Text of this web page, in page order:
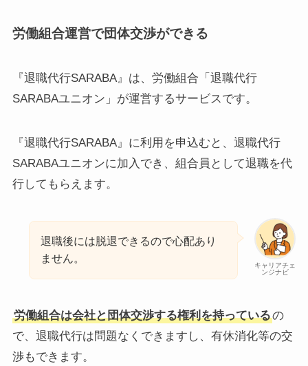
労働組合運営で団体交渉ができる
『退職代行SARABA』は、労働組合「退職代行
SARABAユニオン」が運営するサービスです。
『退職代行SARABA』に利用を申込むと、退職代行
SARABAユニオンに加入でき、組合員として退職を代
行してもらえます。
キャリアチェ
ンジナビ
退職後には脱退できるので心配あり
ません。
労働組合は会社と団体交渉する権利を持っているの
で、退職代行は問題なくできますし、有休消化等の交
渉もできます。